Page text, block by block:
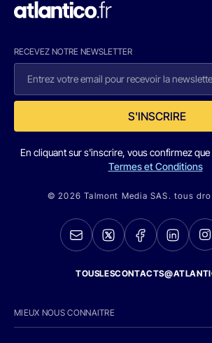
RECEVEZ NOTRE NEWSLETTER
S'INSCRIRE
En cliquant sur s'inscrire, vous confirmez
Termes et Conditions
© 2026 Talmont Media SAS. tous
MIEUX NOUS CONNAITRE